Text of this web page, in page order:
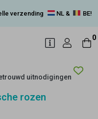
verzending NL & BE!
0
uitnodigingen
rozen